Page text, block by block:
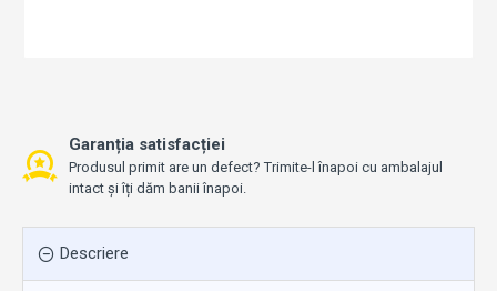
Garanția satisfacției
Produsul primit are un defect? Trimite-l înapoi cu ambalajul
intact și îți dăm banii înapoi.
Descriere